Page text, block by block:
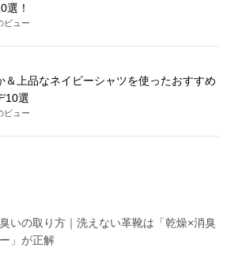
選！
ビュー
＆上品なネイビーシャツを使ったおすすめ
10選
ビュー
いの取り方｜洗えない革靴は「乾燥×消臭
」が正解